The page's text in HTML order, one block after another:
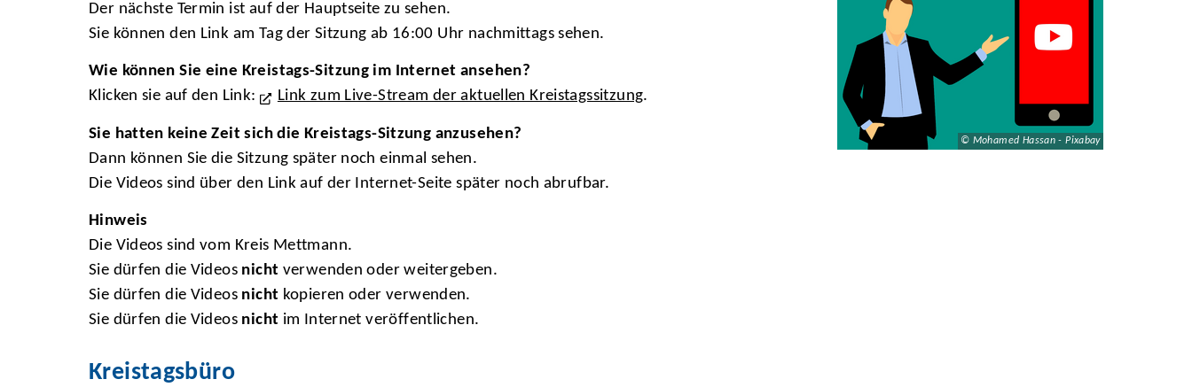
© Mohamed Hassan - Pixabay
Der nächste Termin ist auf der Hauptseite zu sehen.
Sie können den Link am Tag der Sitzung ab 16:00 Uhr nachmittags sehen.
Wie können Sie eine Kreistags-Sitzung im Internet ansehen?
Klicken sie auf den Link:
Link zum Live-Stream der aktuellen Kreistagssitzung.
Sie hatten keine Zeit sich die Kreistags-Sitzung anzusehen?
Dann können Sie die Sitzung später noch einmal sehen.
Die Videos sind über den Link auf der Internet-Seite später noch abrufbar.
Hinweis
Die Videos sind vom Kreis Mettmann.
Sie dürfen die Videos nicht verwenden oder weitergeben.
Sie dürfen die Videos nicht kopieren oder verwenden.
Sie dürfen die Videos nicht im Internet veröffentlichen.
Kreistagsbüro